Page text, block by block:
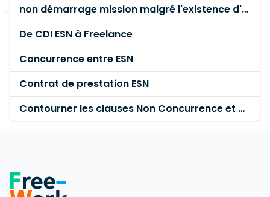
non démarrage mission malgré l'existence d'un contrat
De CDI ESN à Freelance
Concurrence entre ESN
Contrat de prestation ESN
Contourner les clauses Non Concurrence et Non Sollicitation